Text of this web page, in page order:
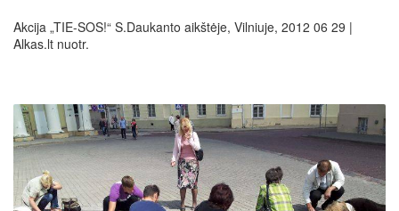
Akcija „TIE-SOS!“ S.Daukanto aikštėje, Vilniuje, 2012 06 29 |
Alkas.lt nuotr.